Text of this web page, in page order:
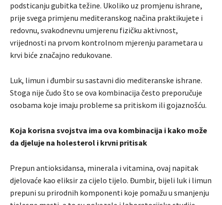
podsticanju gubitka težine. Ukoliko uz promjenu ishrane,
prije svega primjenu mediteranskog načina praktikujete i
redovnu, svakodnevnu umjerenu fizičku aktivnost,
vrijednosti na prvom kontrolnom mjerenju parametara u
krvi biće značajno redukovane.
Luk, limun i đumbir su sastavni dio mediteranske ishrane.
Stoga nije čudo što se ova kombinacija često preporučuje
osobama koje imaju probleme sa pritiskom ili gojaznošću.
Koja korisna svojstva ima ova kombinacija i kako može
da djeluje na holesterol i krvni pritisak
Prepun antioksidansa, minerala i vitamina, ovaj napitak
djelovaće kao eliksir za cijelo tijelo. Đumbir, bijeli luk i limun
prepuni su prirodnih komponenti koje pomažu u smanjenju